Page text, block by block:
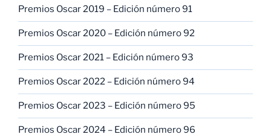
Premios Oscar 2019 – Edición número 91
Premios Oscar 2020 – Edición número 92
Premios Oscar 2021 – Edición número 93
Premios Oscar 2022 – Edición número 94
Premios Oscar 2023 – Edición número 95
Premios Oscar 2024 – Edición número 96